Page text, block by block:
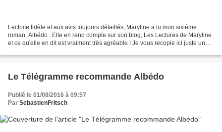
Lectrice fidèle et aux avis toujours détaillés, Maryline a lu mon sixième
roman, Albédo . Elle en rend compte sur son blog, Les Lectures de Maryline
et ce qu'elle en dit est vraiment très agréable ! Je vous recopie ici juste un
Le Télégramme recommande Albédo
Publié le 01/08/2016 à 09:57
Par SebastienFritsch